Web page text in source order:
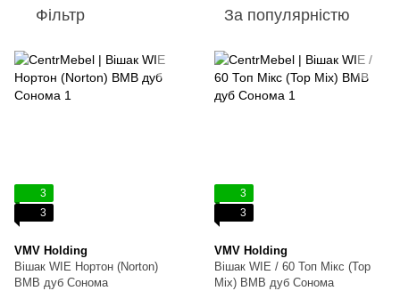
Фільтр За популярністю
3
3
VMV Holding
Вішак WIE Нортон (Norton)
ВМВ дуб Сонома
3
3
VMV Holding
Вішак WIE / 60 Топ Мікс (Top
Mix) ВМВ дуб Сонома